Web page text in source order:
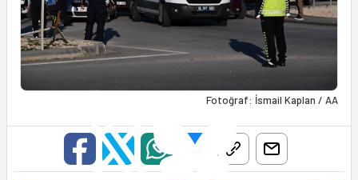
Fotoğraf: İsmail Kaplan / AA